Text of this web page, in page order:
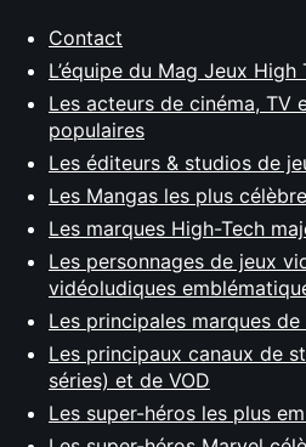
Contact
L’équipe du Mag Jeux High
Les acteurs de cinéma, TV
populaires
Les éditeurs & studios de
Les Mangas les plus
Les marques High-Tech
Les personnages de jeux
vidéoludiques
Les principales marques
Les principaux canaux de
séries) et de VOD
Les super-héros les plus